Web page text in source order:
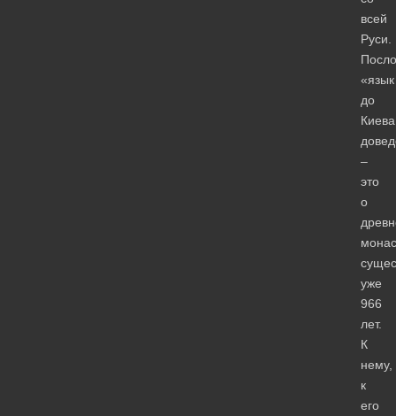
всей
Руси.
«язык
до
Киева
–
это
о
уже
966
лет.
К
нему,
к
его